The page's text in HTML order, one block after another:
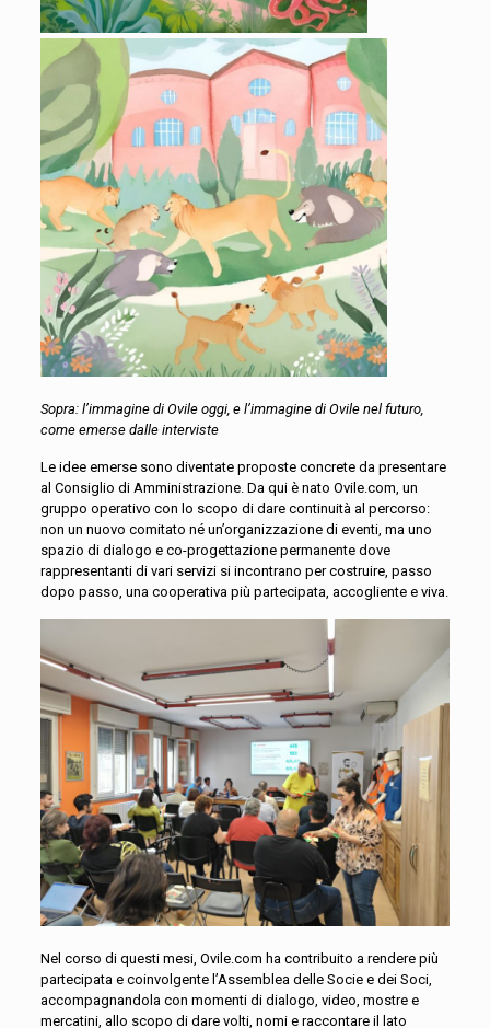
Sopra: l’immagine di Ovile oggi, e l’immagine di Ovile nel futuro,
come emerse dalle interviste
Le idee emerse sono diventate proposte concrete da presentare
al Consiglio di Amministrazione. Da qui è nato Ovile.com, un
gruppo operativo con lo scopo di dare continuità al percorso:
non un nuovo comitato né un’organizzazione di eventi, ma uno
spazio di dialogo e co-progettazione permanente dove
rappresentanti di vari servizi si incontrano per costruire, passo
dopo passo, una cooperativa più partecipata, accogliente e viva.
Nel corso di questi mesi, Ovile.com ha contribuito a rendere più
partecipata e coinvolgente l’Assemblea delle Socie e dei Soci,
accompagnandola con momenti di dialogo, video, mostre e
mercatini, al lo scopo di dare volti, nomi e raccontare il lato